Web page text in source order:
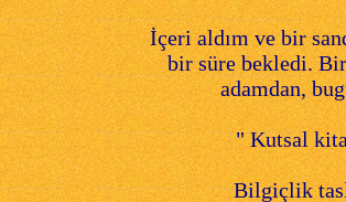
İçeri aldım ve bir
bir süre bekledi.
adamdan,
" Kutsal
Bilgiçlik